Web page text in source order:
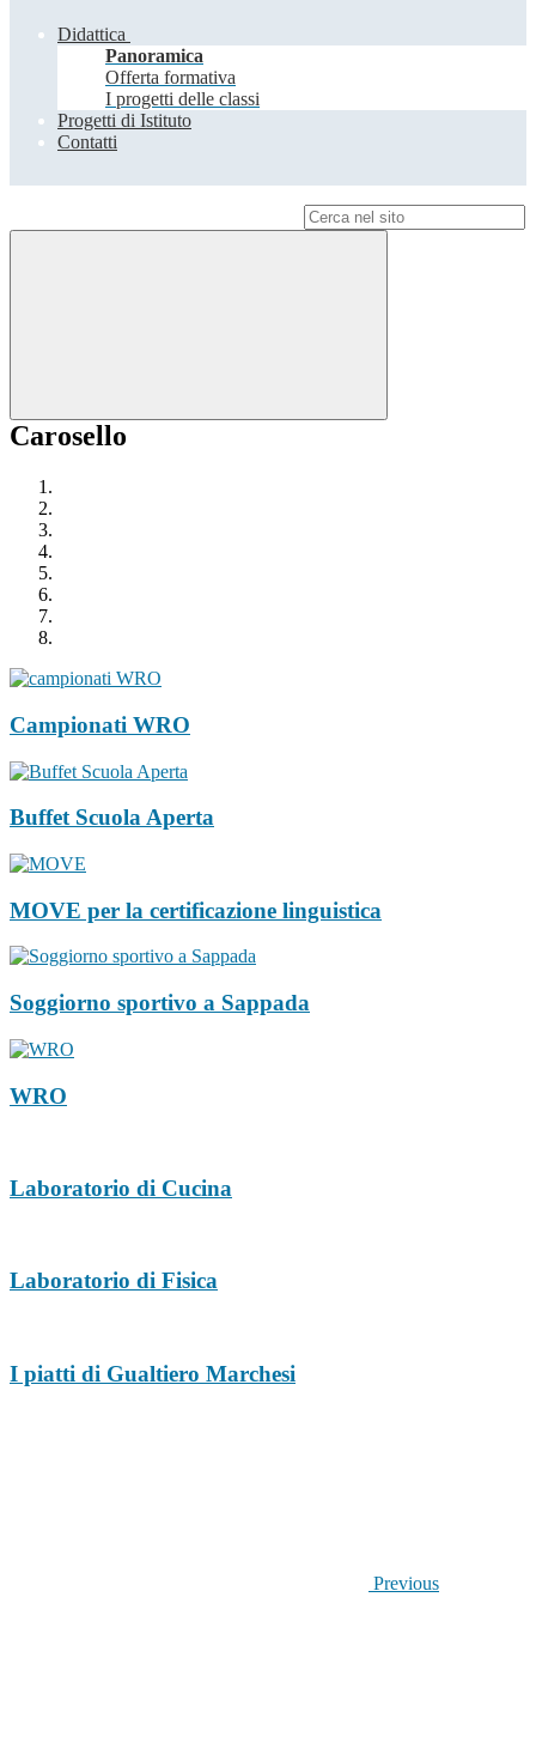
Didattica
Panoramica
Offerta formativa
I progetti delle classi
Progetti di Istituto
Contatti
Carosello
Campionati WRO
Buffet Scuola Aperta
MOVE per la certificazione linguistica
Soggiorno sportivo a Sappada
WRO
Laboratorio di Cucina
Laboratorio di Fisica
I piatti di Gualtiero Marchesi
Previous